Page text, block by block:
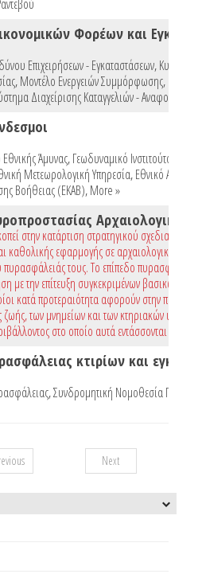
Επιχειρήσεων - Εγκαταστάσεων,Κυρώσεις
,Μοντέλο Ενεργειών Συμμόρφωσης,
Διαχείρισης Καταγγελιών - Αναφορών
Εθνικής Άμυνας,Γεωδυναμικό Ινστιτούτο
Μετεωρολογική Υπηρεσία,Εθνικό
Βοήθειας (ΕΚΑΒ),More »
στην κατάρτιση στρατηγικού σχεδιασμού
καθολικής εφαρμογής σε αρχαιολογικούς
τους. Το επίπεδο πυρασφάλειας
με την επίτευξη συγκεκριμένων βασικών και
κατά προτεραιότητα αφορούν στην
των μνημείων και των κτηριακών
στο οποίο αυτά εντάσσονται
,Συνδρομητική Νομοθεσία
Next